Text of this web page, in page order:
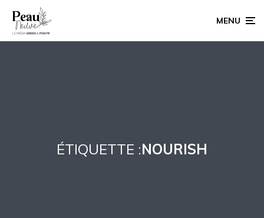
MENU
ÉTIQUETTE :NOURISH